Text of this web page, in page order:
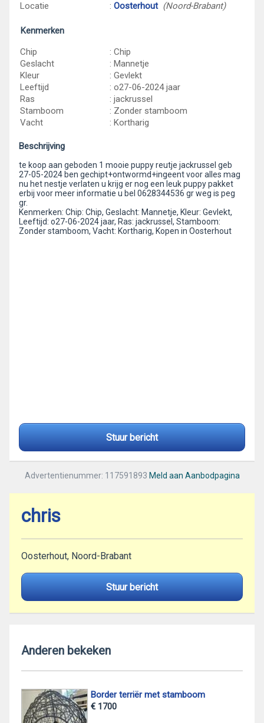
Locatie : Oosterhout (Noord-Brabant)
Kenmerken
Chip
: Chip
Geslacht
: Mannetje
Kleur
: Gevlekt
Leeftijd
: o27-06-2024 jaar
Ras
: jackrussel
Stamboom
: Zonder stamboom
Vacht
: Kortharig
Beschrijving
te koop aan geboden 1 mooie puppy reutje jackrussel geb
27-05-2024 ben gechipt+ontwormd+ingeent voor alles mag
nu het nestje verlaten u krijg er nog een leuk puppy pakket
erbij voor meer informatie u bel 0628344536 gr weg is peg
gr.
Kenmerken: Chip: Chip, Geslacht: Mannetje, Kleur: Gevlekt,
Leeftijd: o27-06-2024 jaar, Ras: jackrussel, Stamboom:
Zonder stamboom, Vacht: Kortharig, Kopen in Oosterhout
Stuur bericht
Advertentienummer: 117591893 Meld aan Aanbodpagina
chris
Oosterhout, Noord-Brabant
Stuur bericht
Anderen bekeken
Border terriër met stamboom
€ 1700